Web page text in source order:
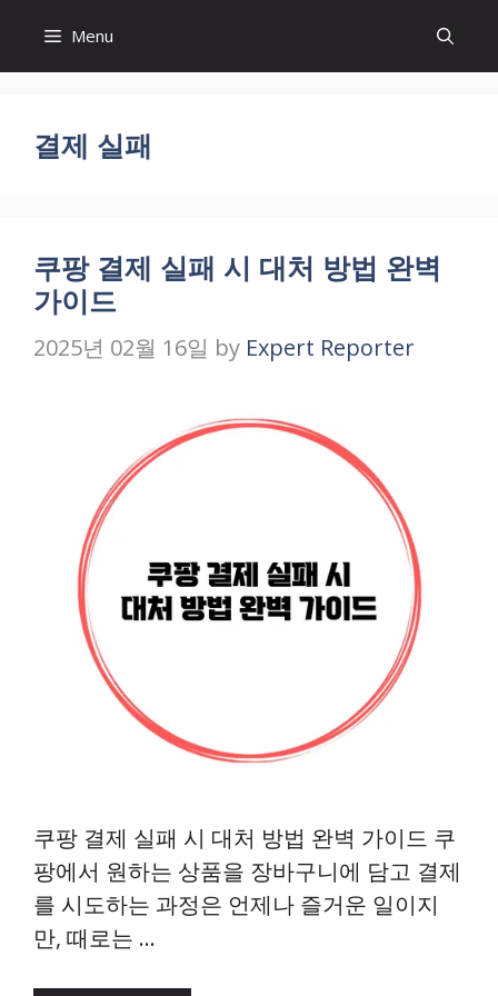
content
Menu
결제 실패
쿠팡 결제 실패 시 대처 방법 완벽
가이드
2025년 02월 16일 by Expert Reporter
쿠팡 결제 실패 시 대처 방법 완벽 가이드 쿠
팡에서 원하는 상품을 장바구니에 담고 결제
를 시도하는 과정은 언제나 즐거운 일이지
만, 때로는 …